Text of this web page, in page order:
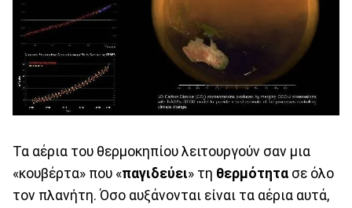
Τα αέρια του θερμοκηπίου λειτουργούν σαν μια
«κουβέρτα» που «παγιδεύει» τη θερμότητα σε όλο
τον πλανήτη. Όσο αυξάνονται είναι τα αέρια αυτά,